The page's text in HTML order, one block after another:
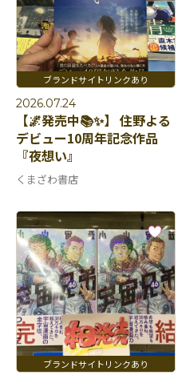
2026.07.24
【🌌発売中📚✨】 住野よる
デビュー10周年記念作品
『夜想い』
くまざわ書店